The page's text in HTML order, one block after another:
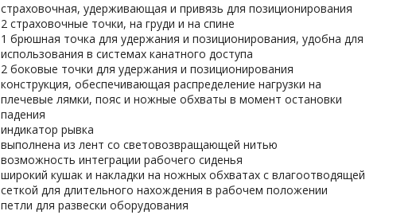
страховочная, удерживающая и привязь для позиционирования
2 страховочные точки, на груди и на спине
1 брюшная точка для удержания и позиционирования, удобна для
использования в системах канатного доступа
2 боковые точки для удержания и позиционирования
конструкция, обеспечивающая распределение нагрузки на
плечевые лямки, пояс и ножные обхваты в момент остановки
падения
индикатор рывка
выполнена из лент со световозвращающей нитью
возможность интеграции рабочего сиденья
широкий кушак и накладки на ножных обхватах с влагоотводящей
сеткой для длительного нахождения в рабочем положении
петли для развески оборудования